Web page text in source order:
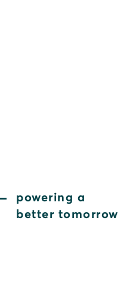
powering a
better tomorrow